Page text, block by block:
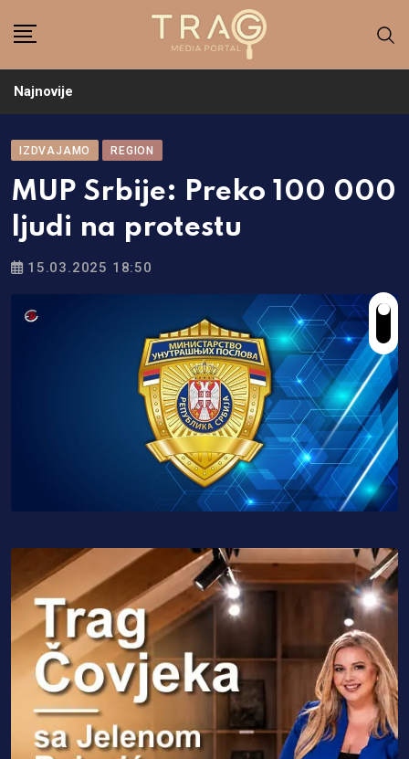
Najnovije
IZDVAJAMO REGION
MUP Srbije: Preko 100 000
ljudi na protestu
15.03.2025 18:50